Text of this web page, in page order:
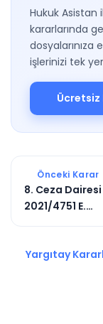
Hukuk Asistan
kararlarında
dosyalarınıza
işlerinizi tek
Ücretsiz
Önceki Karar
8. Ceza Dairesi
2021/4751 E.
Yargıtay